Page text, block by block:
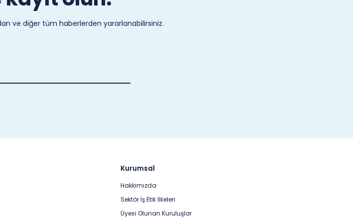
ve diğer tüm haberlerden yararlanabilirsiniz.
Kurumsal
Hakkımızda
Sektör İş Etik İlkeleri
Üyesi Olunan Kuruluşlar